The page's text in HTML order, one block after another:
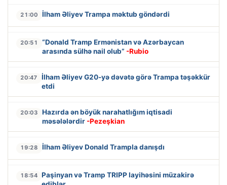
21:00 İlham Əliyev Trampa məktub göndərdi
20:51
“Donald Tramp Ermənistan və Azərbaycan
arasında sülhə nail olub” -Rubio
20:47
İlham Əliyev G20-yə dəvətə görə Trampa təşəkkür
etdi
20:03
Hazırda ən böyük narahatlığım iqtisadi
məsələlərdir -Pezeşkian
19:28 İlham Əliyev Donald Trampla danışdı
18:54 Paşinyan və Tramp TRIPP layihəsini müzakirə